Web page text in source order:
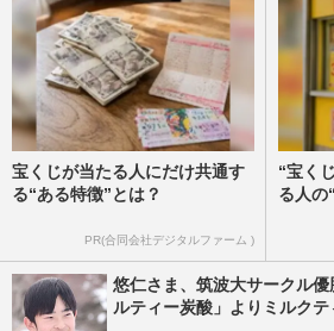
宝くじが当たる人にだけ共通す
る“ある特徴”とは？
PR(合同会社デジタルファーム )
“宝く
る人の
悠仁さま、筑波大サークル
ルティー炭酸」よりミルクテ